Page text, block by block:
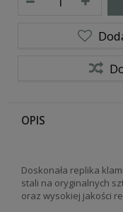
OPIS
Doskonała replika
stali na oryginalnych
oraz wysokiej jakości